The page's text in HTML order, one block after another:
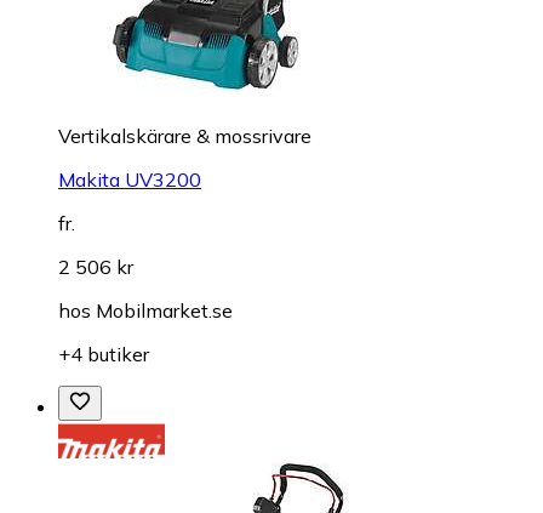
Vertikalskärare & mossrivare
Makita UV3200
fr.
2 506 kr
hos Mobilmarket.se
+4 butiker